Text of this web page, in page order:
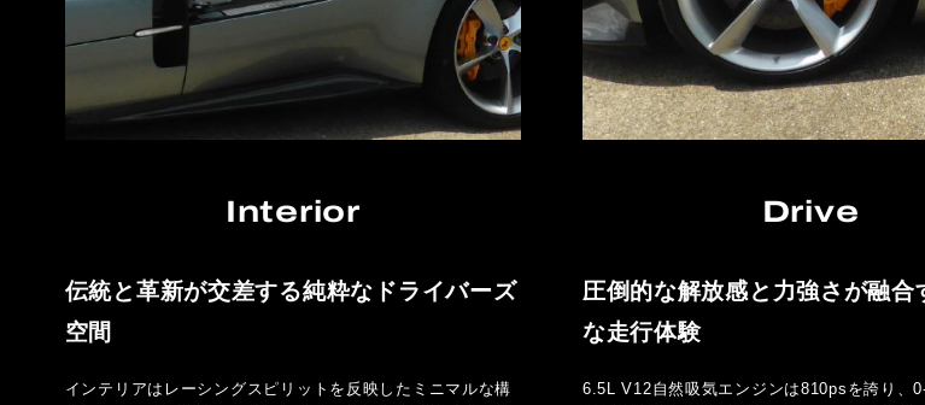
Interior
伝統と革新が交差する純粋なドライバーズ
空間
インテリアはレーシングスピリットを反映したミニマルな構
Drive
圧倒的な解放感と力強さが融合
な走行体験
6.5L V12自然吸気エンジンは810psを誇り、